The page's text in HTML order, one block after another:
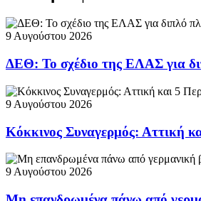
9 Αυγούστου 2026
ΔΕΘ: Το σχέδιο της ΕΛΑΣ για
9 Αυγούστου 2026
Κόκκινος Συναγερμός: Αττική
9 Αυγούστου 2026